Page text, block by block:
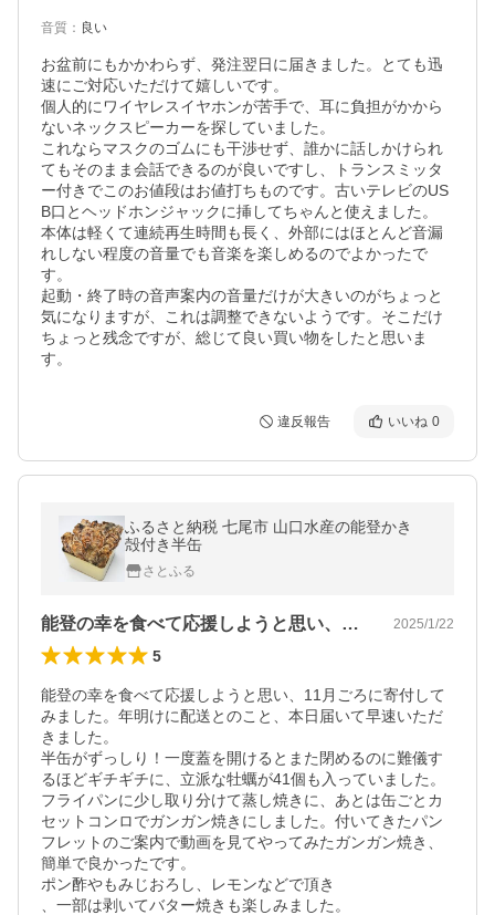
音質 ： 良い
お盆前にもかかわらず、発注翌日に届きました。とても迅
速にご対応いただけて嬉しいです。
個人的にワイヤレスイヤホンが苦手で、耳に負担がかから
ないネックスピーカーを探していました。
これならマスクのゴムにも干渉せず、誰かに話しかけられ
てもそのまま会話できるのが良いですし、トランスミッタ
ー付きでこのお値段はお値打ちものです。古いテレビのUS
B口とヘッドホンジャックに挿してちゃんと使えました。
本体は軽くて連続再生時間も長く、外部にはほとんど音漏
れしない程度の音量でも音楽を楽しめるのでよかったで
す。
起動・終了時の音声案内の音量だけが大きいのがちょっと
気になりますが、これは調整できないようです。そこだけ
ちょっと残念ですが、総じて良い買い物をしたと思いま
す。
違反報告 いいね 0
ふるさと納税 七尾市 山口水産の能登かき
殻付き半缶
さとふる
能登の幸を食べて応援しようと思い、11… 2025/1/22
5
能登の幸を食べて応援しようと思い、11月ごろに寄付して
みました。年明けに配送とのこと、本日届いて早速いただ
きました。
半缶がずっしり！一度蓋を開けるとまた閉めるのに難儀す
るほどギチギチに、立派な牡蠣が41個も入っていました。
フライパンに少し取り分けて蒸し焼きに、あとは缶ごとカ
セットコンロでガンガン焼きにしました。付いてきたパン
フレットのご案内で動画を見てやってみたガンガン焼き、
簡単で良かったです。
ポン酢やもみじおろし、レモンなどで頂き
、一部は剥いてバター焼きも楽しみました。